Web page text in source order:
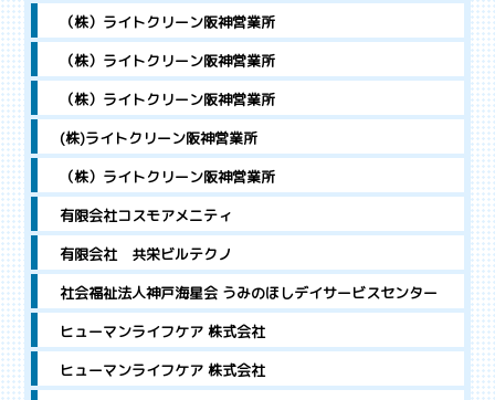
（株）ライトクリーン阪神営業所
（株）ライトクリーン阪神営業所
（株）ライトクリーン阪神営業所
(株)ライトクリーン阪神営業所
（株）ライトクリーン阪神営業所
有限会社コスモアメニティ
有限会社 共栄ビルテクノ
社会福祉法人神戸海星会 うみのほしデイサービスセンター
ヒューマンライフケア 株式会社
ヒューマンライフケア 株式会社